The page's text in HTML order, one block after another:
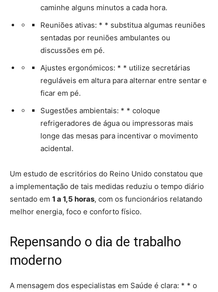
caminhe alguns minutos a cada hora.
Reuniões ativas: * * substitua algumas reuniões
sentadas por reuniões ambulantes ou
discussões em pé.
Ajustes ergonómicos: * * utilize secretárias
reguláveis em altura para alternar entre sentar e
ficar em pé.
Sugestões ambientais: * * coloque
refrigeradores de água ou impressoras mais
longe das mesas para incentivar o movimento
acidental.
Um estudo de escritórios do Reino Unido constatou que
a implementação de tais medidas reduziu o tempo diário
sentado em 1 a 1,5 horas, com os funcionários relatando
melhor energia, foco e conforto físico.
Repensando o dia de trabalho
moderno
A mensagem dos especialistas em Saúde é clara: * * o